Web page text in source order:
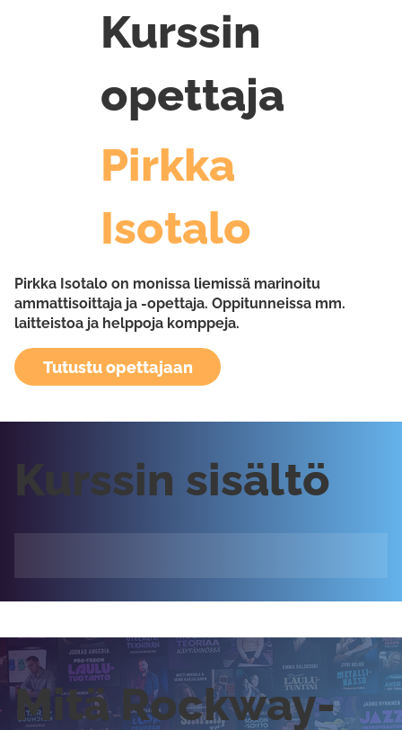
Kurssin
opettaja
Pirkka
Isotalo
Pirkka Isotalo on monissa liemissä marinoitu
ammattisoittaja ja -opettaja. Oppitunneissa mm.
laitteistoa ja helppoja komppeja.
Tutustu opettajaan
Kurssin sisältö
Mitä Rockway-